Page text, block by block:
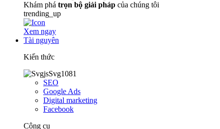
Khám phá trọn bộ giải pháp của chúng tôi
trending_up
Xem ngay
Tài nguyên
Kiến thức
SEO
Google Ads
Digital marketing
Facebook
Công cụ